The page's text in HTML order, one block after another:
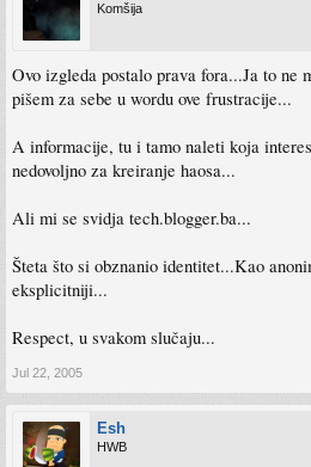
Komšija
Ovo izgleda postalo prava fora...Ja to ne
pišem za sebe u wordu ove frustracije...
A informacije, tu i tamo naleti koja
nedovoljno za kreiranje haosa...
Ali mi se svidja tech.blogger.ba...
Šteta što si obznanio identitet...Kao
eksplicitniji...
Respect, u svakom slučaju...
Jul 22, 2005
Esh
HWB